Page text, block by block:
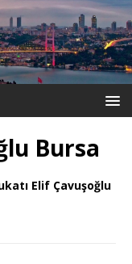
Bursa
Elif Çavuşoğlu